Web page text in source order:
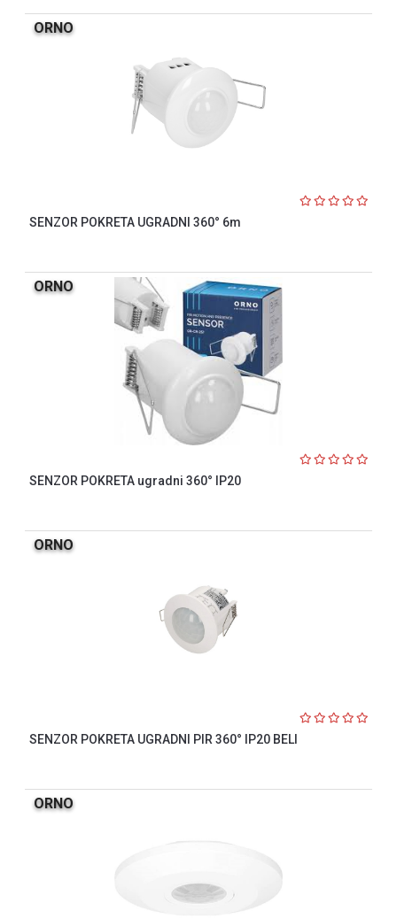
ORNO
SENZOR POKRETA UGRADNI 360° 6m
ORNO
SENZOR POKRETA ugradni 360° IP20
ORNO
SENZOR POKRETA UGRADNI PIR 360° IP20 BELI
ORNO